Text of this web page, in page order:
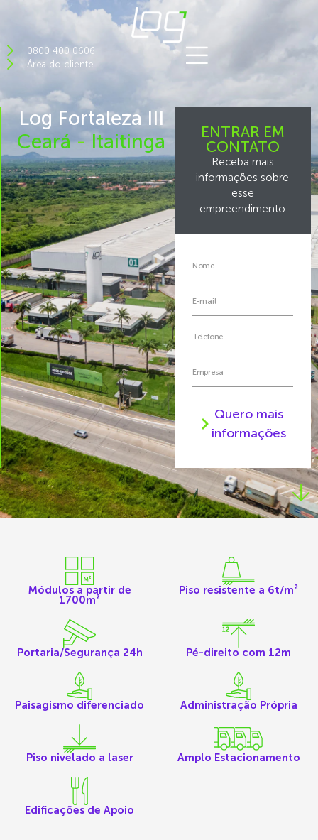
0800 400 0606
Área do cliente
Log Fortaleza III
Ceará- Itaitinga
ENTRAR EM
CONTATO
Receba mais
informações sobre
esse
empreendimento
Quero mais
informações
Módulos a partir de
1700m²
Piso resistente a 6t/m²
Portaria/Segurança 24h Pé-direito com 12m
Paisagismo diferenciado Administração Própria
Piso nivelado a laser Amplo Estacionamento
Edificações de Apoio